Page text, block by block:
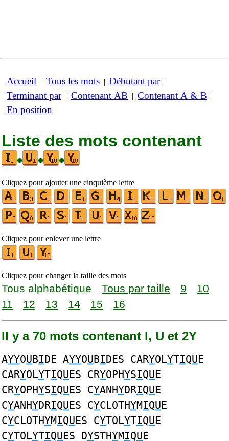
Accueil | Tous les mots | Débutant par|
Terminant par| Contenant AB | Contenant A & B |
En position
Liste des mots contenant
•
• •
Cliquez pour ajouter une cinquième lettre
Cliquez pour enlever une lettre
Cliquez pour changer la taille des mots
Tous alphabétique Tous par taille 9
10
11
12 13 14 15 16
Il y a 70 mots contenant I, U et 2Y
AYYOUBIDE AYYOUBIDES CARYOLYTIQUE
CARYOLYTIQUES CRYOPHYSIQUE
CRYOPHYSIQUES CYANHYDRIQUE
CYANHYDRIQUES CYCLOTHYMIQUE
CYCLOTHYMIQUES CYTOLYTIQUE
CYTOLYTIQUES DYSTHYMIQUE